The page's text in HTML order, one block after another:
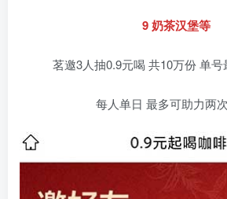
9 奶茶汉堡等
茗邀3人抽0.9元喝 共10万份 单
每人单日 最多可助力两